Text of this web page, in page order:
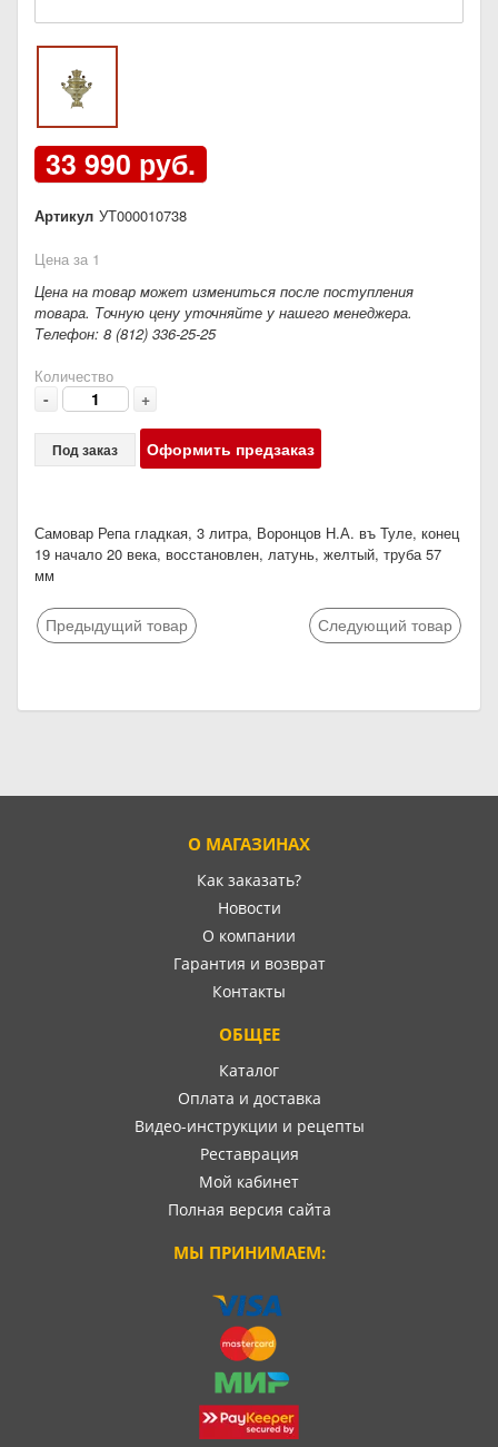
33 990 руб.
Артикул УТ000010738
Цена за 1
Цена на товар может измениться после поступления
товара. Точную цену уточняйте у нашего менеджера.
Телефон: 8 (812) 336-25-25
Количество
- +
Под заказ Оформить предзаказ
Самовар Репа гладкая, 3 литра, Воронцов Н.А. въ Туле, конец
19 начало 20 века, восстановлен, латунь, желтый, труба 57
мм
Предыдущий товар Следующий товар
О МАГАЗИНАХ
Как заказать?
Новости
О компании
Гарантия и возврат
Контакты
ОБЩЕЕ
Каталог
Оплата и доставка
Видео-инструкции и рецепты
Реставрация
Мой кабинет
Полная версия сайта
МЫ ПРИНИМАЕМ: